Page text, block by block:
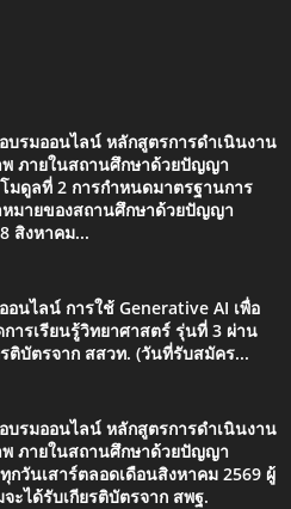
บรมออนไลน์ หลักสูตรการดำเนินงาน
ภายในสถานศึกษาด้วยปัญญา
มดูลที่ 2 การกำหนดมาตรฐานการ
หมายของสถานศึกษาด้วยปัญญา
สิงหาคม...
นไลน์ การใช้ Generative AI เพื่อ
ารเรียนรู้วิทยาศาสตร์ รุ่นที่ 3 ผ่าน
ติบัตรจาก สสวท. (วันที่รับสมัคร...
บรมออนไลน์ หลักสูตรการดำเนินงาน
ภายในสถานศึกษาด้วยปัญญา
กวันเสาร์ตลอดเดือนสิงหาคม 2569 ผู้
ะได้รับเกียรติบัตรจาก สพฐ.